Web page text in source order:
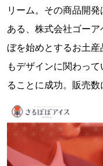
リーム。その商品開
ある、株式会社ゴー
ぼを始めとするお土
もデザインに関わっ
ることに成功。販売数